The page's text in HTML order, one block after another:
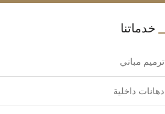
خدماتنا
ترميم مباني
دهانات داخلية